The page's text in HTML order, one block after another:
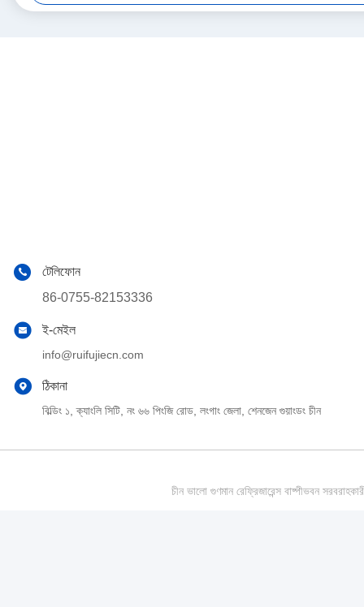
টেলিফোন
86-0755-82153336
ই-মেইল
info@ruifujiecn.com
ঠিকানা
বিল্ডিং ১, ক্যাংলি সিটি, নং ৬৬ পিংজি রোড, লংগাং জেলা, শেনজেন গুয়াংডং চীন
চীন ভালো গুণমান রেফ্রিজারেন্স বাষ্পীভবন